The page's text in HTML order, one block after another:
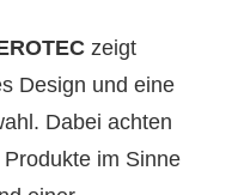
zeigt
Design und eine
Dabei achten
im Sinne